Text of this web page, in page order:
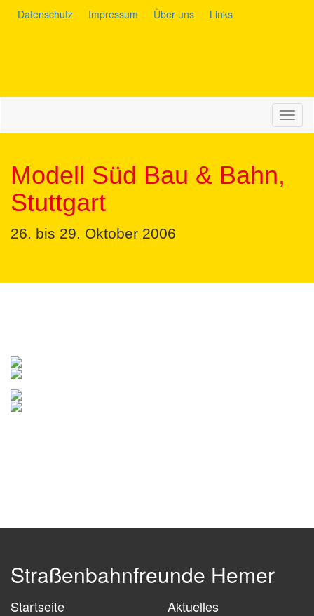
Datenschutz Impressum Über uns Links
Modell Süd Bau & Bahn,
Stuttgart
26. bis 29. Oktober 2006
Straßenbahnfreunde Hemer
Startseite
Aktuelles